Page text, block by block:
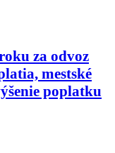
za odvoz
mestské
poplatku